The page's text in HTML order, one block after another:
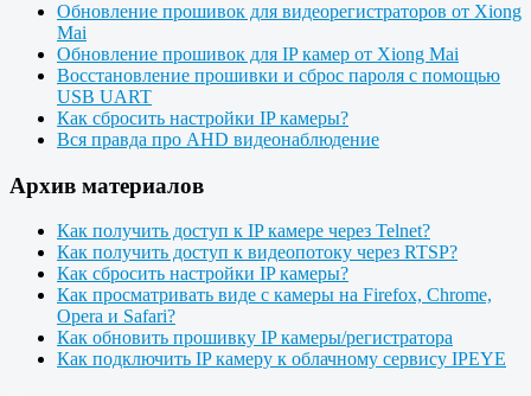
Обновление прошивок для видеорегистраторов от Xiong
Mai
Обновление прошивок для IP камер от Xiong Mai
Восстановление прошивки и сброс пароля с помощью
USB UART
Как сбросить настройки IP камеры?
Вся правда про AHD видеонаблюдение
Архив материалов
Как получить доступ к IP камере через Telnet?
Как получить доступ к видеопотоку через RTSP?
Как сбросить настройки IP камеры?
Как просматривать виде с камеры на Firefox, Chrome,
Opera и Safari?
Как обновить прошивку IP камеры/регистратора
Как подключить IP камеру к облачному сервису IPEYE